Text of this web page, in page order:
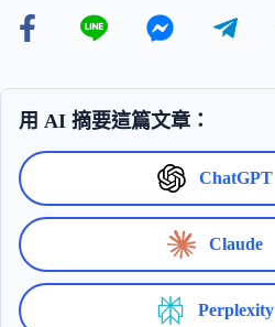
用 AI 摘要這篇文章：
ChatGPT
Claude
Perplexity